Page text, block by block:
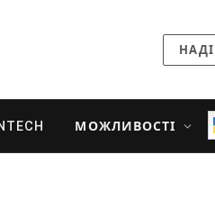
МОЖЛИВОСТІ